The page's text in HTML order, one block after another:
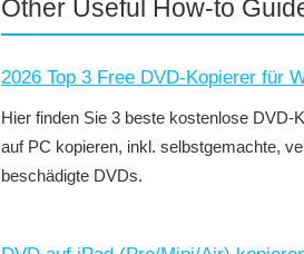
Other Useful How-to
2026 Top 3 Free DVD-Kopierer für
Hier finden Sie 3 beste kostenlose DVD-
auf PC kopieren, inkl. selbstgemachte,
beschädigte DVDs.